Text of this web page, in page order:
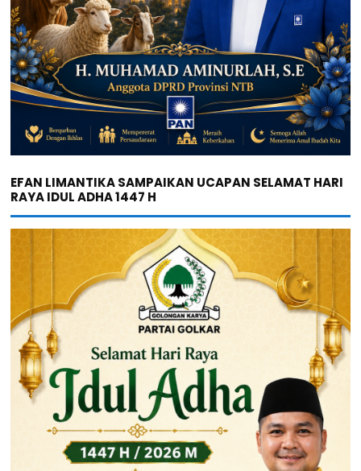
EFAN LIMANTIKA SAMPAIKAN UCAPAN SELAMAT HARI
RAYA IDUL ADHA 1447 H